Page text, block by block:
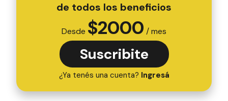
de todos los beneficios
Desde $2000 / mes
Suscribite
¿Ya tenés una cuenta? Ingresá